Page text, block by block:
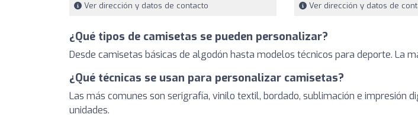
Ver dirección y datos de contacto
Ver dirección y datos de
¿Qué tipos de camisetas se pueden personalizar?
Desde camisetas básicas de algodón hasta modelos técnicos para deporte. La
¿Qué técnicas se usan para personalizar camisetas?
Las más comunes son serigrafía, vinilo textil, bordado, sublimación e impresión
unidades.